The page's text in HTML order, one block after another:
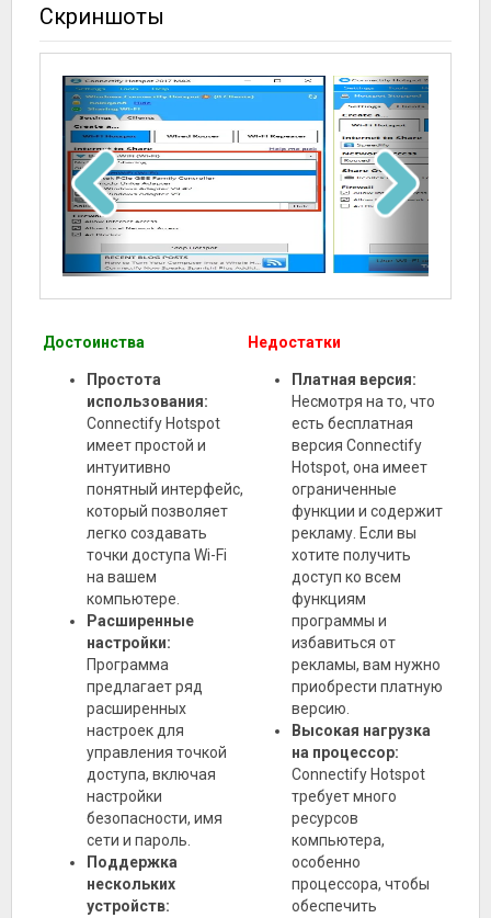
Скриншоты
Достоинства
Простота
использования:
Connectify Hotspot
имеет простой и
интуитивно
понятный интерфейс,
который позволяет
легко создавать
точки доступа Wi-Fi
на вашем
компьютере.
Расширенные
настройки:
Программа
предлагает ряд
расширенных
настроек для
управления точкой
доступа, включая
настройки
безопасности, имя
сети и пароль.
Поддержка
нескольких
устройств:
Недостатки
Платная версия:
Несмотря на то, что
есть бесплатная
версия Connectify
Hotspot, она имеет
ограниченные
функции и содержит
рекламу. Если вы
хотите получить
доступ ко всем
функциям
программы и
избавиться от
рекламы, вам нужно
приобрести платную
версию.
Высокая нагрузка
на процессор:
Connectify Hotspot
требует много
ресурсов
компьютера,
особенно
процессора, чтобы
обеспечить